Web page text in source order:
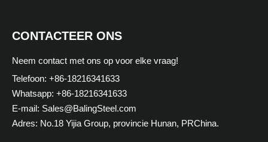
:
CONTACTEER ONS
Neem contact met ons op voor elke vraag!
Telefoon: +86-18216341633
Whatsapp: +86-18216341633
E-mail: Sales@BalingSteel.com
Adres: No.18 Yijia Group, provincie Hunan, PRChina.